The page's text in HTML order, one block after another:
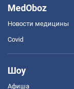
MedOboz
Новости медицины
Covid
Шоу
Афиша